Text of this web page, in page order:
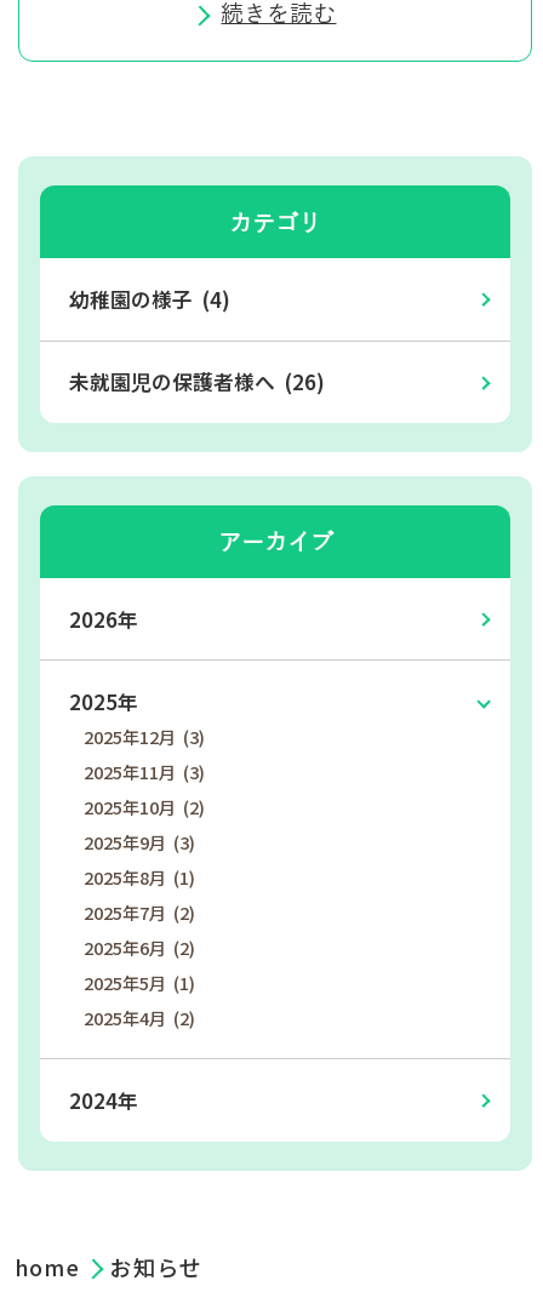
続きを読む
カテゴリ
幼稚園の様子 (4)
未就園児の保護者様へ (26)
アーカイブ
2026年
2025年
2025年12月 (3)
2025年11月 (3)
2025年10月 (2)
2025年9月 (3)
2025年8月 (1)
2025年7月 (2)
2025年6月 (2)
2025年5月 (1)
2025年4月 (2)
2024年
home お知らせ